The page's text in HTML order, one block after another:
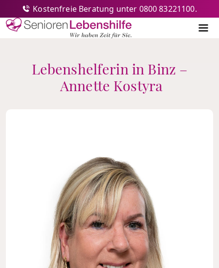
Senioren-Lebenshilfe
Kostenfreie Beratung unter 0800 83221100.
Lebenshelferin in Binz –
Annette Kostyra